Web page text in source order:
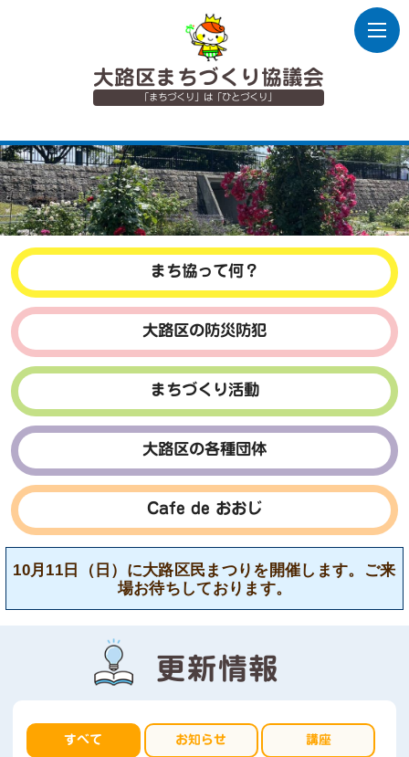
大路区まちづくり協議会
「まちづくり」は「ひとづくり」
まち協って何？
大路区の防災防犯
まちづくり活動
大路区の各種団体
Cafe de おおじ
10月11日（日）に大路区民まつりを開催します。ご来
場お待ちしております。
更新情報
すべて お知らせ 講座